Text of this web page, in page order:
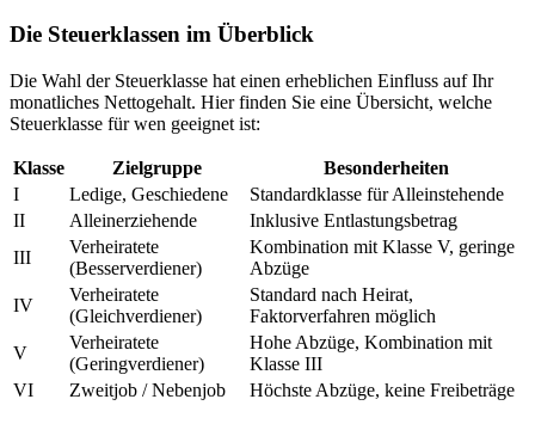
Die Steuerklassen im Überblick
Die Wahl der Steuerklasse hat einen erheblichen Einfluss auf Ihr
monatliches Nettogehalt. Hier finden Sie eine Übersicht, welche
Steuerklasse für wen geeignet ist:
Klasse Zielgruppe
Besonderheiten
I
Ledige, Geschiedene
Standardklasse für Alleinstehende
II
Alleinerziehende
Inklusive Entlastungsbetrag
III
Verheiratete
(Besserverdiener)
Kombination mit Klasse V, geringe
Abzüge
IV
Verheiratete
(Gleichverdiener)
Standard nach Heirat,
Faktorverfahren möglich
V
Verheiratete
(Geringverdiener)
Hohe Abzüge, Kombination mit
Klasse III
VI
Zweitjob / Nebenjob Höchste Abzüge, keine Freibeträge